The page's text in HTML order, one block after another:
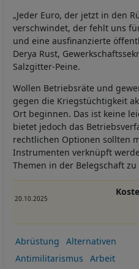
„Jeder Euro, der jetzt in den
verschwindet, der fehlt uns
und eine ausfinanzierte
Derya Rust,
Salzgitter-Peine.
Wollen Betriebsräte und
gegen die Kriegstüchtigkeit
Ort beginnen. Das ist keine
bietet jedoch das
rechtlichen Optionen sollten
Instrumenten verknüpft
Themen in der Belegschaft zu
20.10.2025
Abrüstung
Alternativen
Antimilitarismus
Arbeit